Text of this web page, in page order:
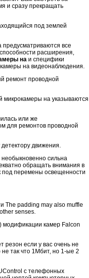
и сразу прекращать
под землей
предусматриваются все
расширения,
на и специфики
на видеонаблюдения.
ремонт проводной
микрокамеры на указываются
или же
для ремонтов проводной
движения.
сильна
обращать внимания в
под перемены освещенности
The padding may also muffle
senses.
модификации камер Falcon
резон если у вас очень не
так что 1Мбит, но 1-ые 2
с телефонных